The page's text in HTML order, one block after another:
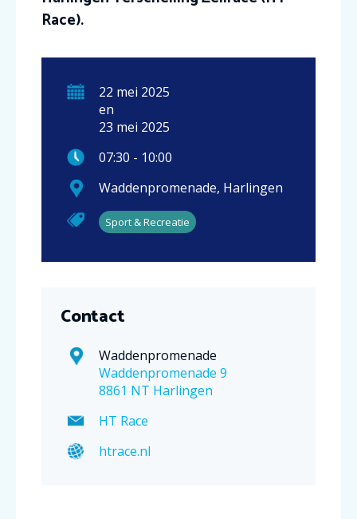
Race).
22 mei 2025
en
23 mei 2025
07:30 - 10:00
Waddenpromenade, Harlingen
Sport & Recreatie
Contact
Waddenpromenade
Waddenpromenade 9
8861 NT Harlingen
HT Race
htrace.nl